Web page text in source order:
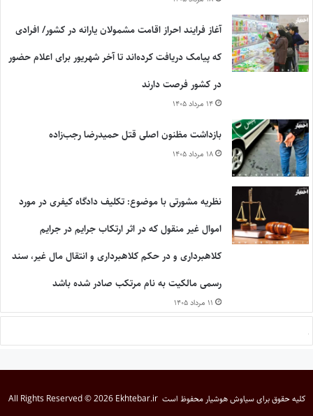
آغاز فرایند احراز اقامت مشمولان یارانه در کشور/ افرادی
که پیامک دریافت کرده‌اند تا آخر شهریور برای اعلام حضور
در کشور فرصت دارند
۱۴ مرداد ۱۴۰۵
بازداشت مظنون اصلی قتل حمیدرضا رجب‌زاده
۱۸ مرداد ۱۴۰۵
نظریه مشورتی با موضوع: تکلیف دادگاه کیفری در مورد
اموال غیر منقول که در اثر ارتکاب جرایم در جرایم
کلاهبرداری و در حکم کلاهبرداری و انتقال مال غیر، سند
رسمی مالکیت به نام مرتکب صادر شده باشد
۱۱ مرداد ۱۴۰۵
کلیه حقوق برایسیاوش هوشیار محفوظ است All Rights Reserved © 2026 Ekhtebar.ir